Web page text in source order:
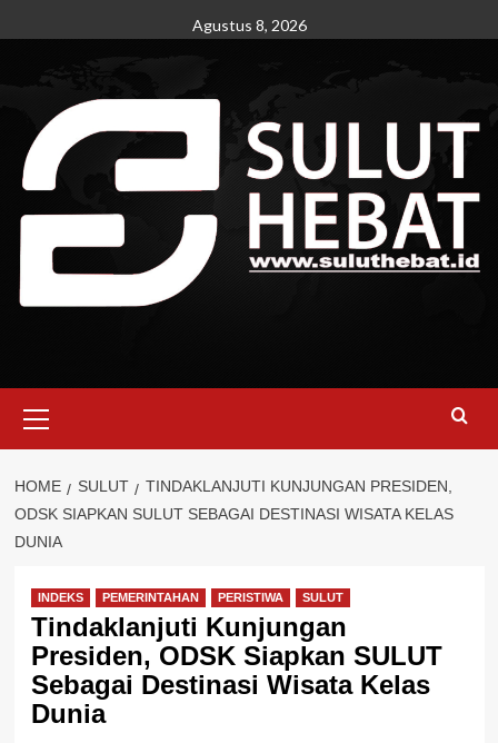
to
Agustus 8, 2026
Menu
HOME SULUT
TINDAKLANJUTI KUNJUNGAN PRESIDEN,
ODSK SIAPKAN SULUT SEBAGAI DESTINASI WISATA KELAS
DUNIA
INDEKS PEMERINTAHAN PERISTIWA SULUT
Tindaklanjuti Kunjungan
Presiden, ODSK Siapkan SULUT
Sebagai Destinasi Wisata Kelas
Dunia